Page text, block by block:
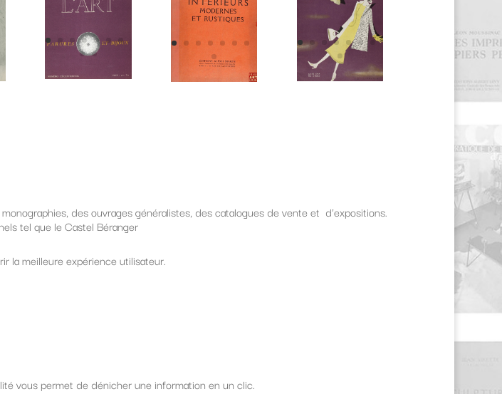
des ouvrages généralistes, des catalogues de vente et d’expositions.
tel que le Castel Béranger
la meilleure expérience utilisateur.
vous permet de dénicher une information en un clic.